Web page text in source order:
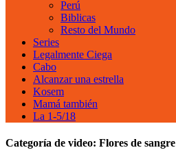
Perú
Biblicas
Resto del Mundo
Series
Legalmente Ciega
Cabo
Alcanzar una estrella
Kosem
Mamá también
La 1-5/18
Categoría de video: Flores de sangre